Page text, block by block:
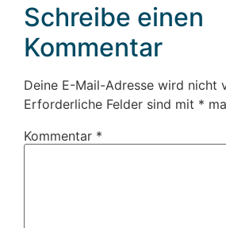
Schreibe einen
Kommentar
Deine E-Mail-Adresse wird nicht
Erforderliche Felder sind mit *
Kommentar *